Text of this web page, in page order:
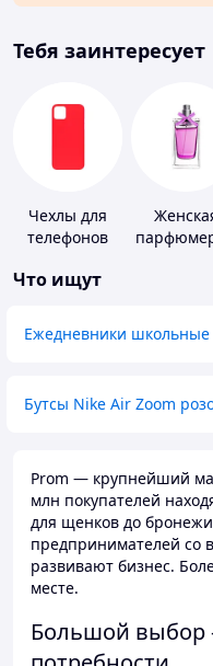
Тебя заинтересует
Чехлы для
телефонов
Что ищут
Ежедневники школьные
Бутсы Nike Air Zoom
Prom — крупнейший
млн покупателей
для щенков до
предпринимателей со
развивают бизнес.
месте.
Большой